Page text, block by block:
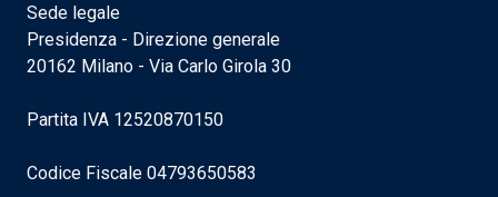
Sede legale
Presidenza - Direzione generale
20162 Milano - Via Carlo Girola 30
Partita IVA 12520870150
Codice Fiscale 04793650583